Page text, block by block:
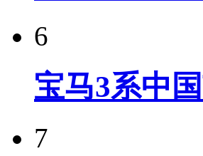
6
宝马3系中
7